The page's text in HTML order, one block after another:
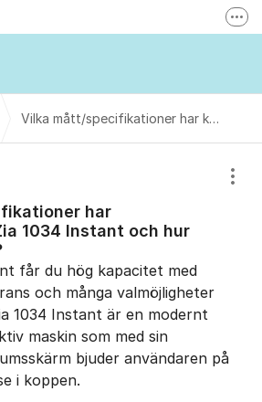
Ändra dina kunduppgifter Vilka mått/specifikationer har kaffemaskinen Zia 1034 Instant och hur sköter man den?
har
1034 Instant och hur
får du hög kapacitet med
och många valmöjligheter
1034 Instant är en modernt
maskin som med sin
bjuder användaren på
i koppen.